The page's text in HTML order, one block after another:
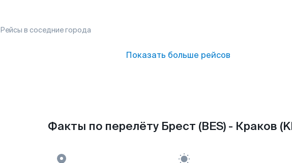
Рейсы в соседние города
Показать больше рейсов
Факты по перелёту Брест (BES) - Краков